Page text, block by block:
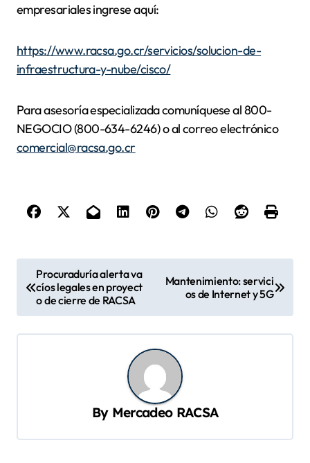
empresariales ingrese aquí:
https://www.racsa.go.cr/servicios/solucion-de-
infraestructura-y-nube/cisco/
Para asesoría especializada comuníquese al 800-
NEGOCIO (800-634-6246) o al correo electrónico
comercial@racsa.go.cr
a
v
e
Procuraduría alerta va
cíos legales en proyect
o de cierre de RACSA
Mantenimiento: servici
os de Internet y 5G
By Mercadeo RACSA